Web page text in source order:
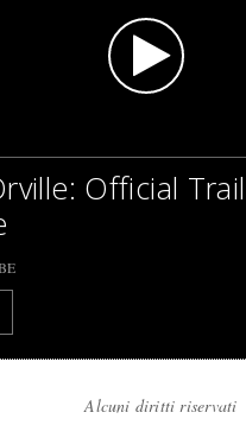
Official
Alcuni diritti riservati